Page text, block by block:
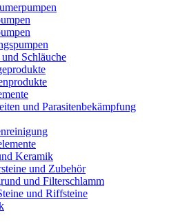
Schläuche
und Parasitenbekämpfung
Keramik
und Zubehör
und Filterschlamm
und Riffsteine